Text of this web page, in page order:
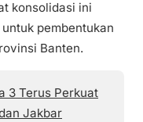
konsolidasi ini
pembentukan
Banten.
3 Terus Perkuat
Jakbar